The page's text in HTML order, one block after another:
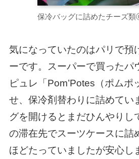
保冷バッグに詰めたチーズ
気になっていたのはパリで預
ーです。スーパーで買ったパ
ピュレ「Pom’Potes（ポムポ
せ、保冷剤替わりに詰めてい
グを開けるとまだひんやりし
の滞在先でスーツケースに詰
ほどたっていましたが安心し